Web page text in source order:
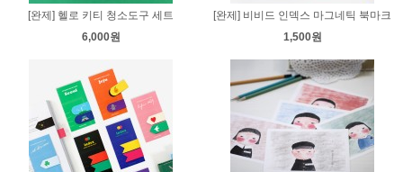
[완제] 헬로 키티 청소도구 세트
6,000원
[완제] 비비드 인덱스 마그네틱 북마크
1,500원